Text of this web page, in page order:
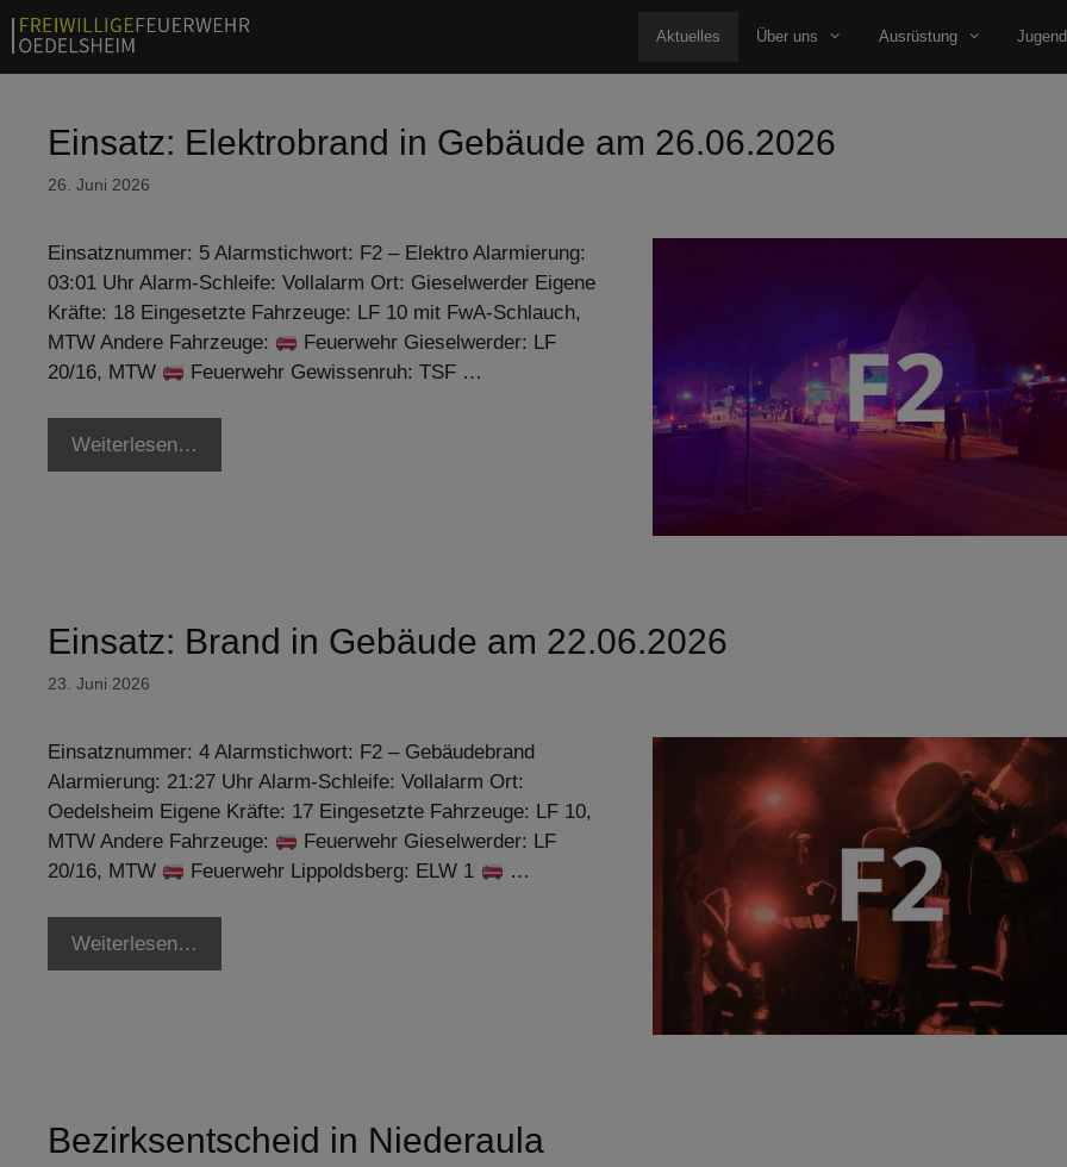
Zum
Inhalt
springen
Aktuelles Über uns Ausrüstung
Einsatz: Elektrobrand in Gebäude am 26.06.2026
26. Juni 2026
Einsatznummer: 5 Alarmstichwort: F2 – Elektro Alarmierung:
03:01 Uhr Alarm-Schleife: Vollalarm Ort: Gieselwerder Eigene
Kräfte: 18 Eingesetzte Fahrzeuge: LF 10 mit FwA-Schlauch,
MTW Andere Fahrzeuge:
Feuerwehr Gieselwerder: LF
20/16, MTW
Feuerwehr Gewissenruh: TSF …
Weiterlesen…
Einsatz: Brand in Gebäude am 22.06.2026
23. Juni 2026
Einsatznummer: 4 Alarmstichwort: F2 – Gebäudebrand
Alarmierung: 21:27 Uhr Alarm-Schleife: Vollalarm Ort:
Oedelsheim Eigene Kräfte: 17 Eingesetzte Fahrzeuge: LF 10,
MTW Andere Fahrzeuge:
Feuerwehr Gieselwerder: LF
20/16, MTW
Feuerwehr Lippoldsberg: ELW 1 …
Weiterlesen…
Bezirksentscheid in Niederaula